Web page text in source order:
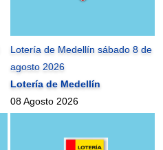
Lotería de Medellín sábado 8 de
agosto 2026
Lotería de Medellín
08 Agosto 2026